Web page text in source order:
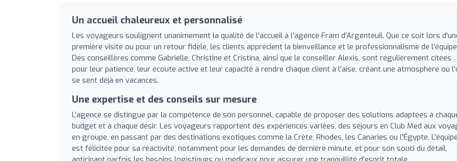
Un accueil chaleureux et personnalisé
Les voyageurs soulignent unanimement la qualité de l'accueil à l'agence Fram d'Argenteuil. Que ce soit lors
première visite ou pour un retour fidèle, les clients apprécient la bienveillance et le professionnalisme de
Des conseillères comme Gabrielle, Christine et Cristina, ainsi que le conseiller Alexis, sont régulièrement citées
pour leur patience, leur écoute active et leur capacité à rendre chaque client à l'aise, créant une atmosphère où
se sent déjà en vacances.
Une expertise et des conseils sur mesure
L'agence se distingue par la compétence de son personnel, capable de proposer des solutions adaptées à
budget et à chaque désir. Les voyageurs rapportent des expériences variées, des séjours en Club Med aux
en groupe, en passant par des destinations exotiques comme la Crète, Rhodes, les Canaries ou l'Égypte. L'équipe
est félicitée pour sa réactivité, notamment pour les demandes de dernière minute, et pour son souci du détail,